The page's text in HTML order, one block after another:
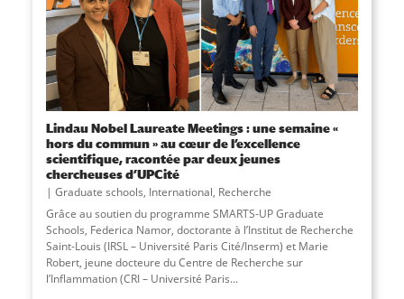
Lindau Nobel Laureate Meetings : une semaine «
hors du commun » au cœur de l’excellence
scientifique, racontée par deux jeunes
chercheuses d’UPCité
Graduate schools, International, Recherche
Grâce au soutien du programme SMARTS-UP Graduate
Schools, Federica Namor, doctorante à l’Institut de Recherche
Saint-Louis (IRSL – Université Paris Cité/Inserm) et Marie
Robert, jeune docteure du Centre de Recherche sur
l’Inflammation (CRI – Université Paris...